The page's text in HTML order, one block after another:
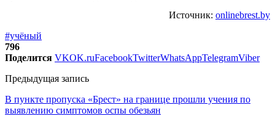
Источник: onlinebrest.by
#учёный
796
Поделится VKOK.ruFacebookTwitterWhatsAppTelegramViber
Предыдущая запись
В пункте пропуска «Брест» на границе прошли учения по
выявлению симптомов оспы обезьян